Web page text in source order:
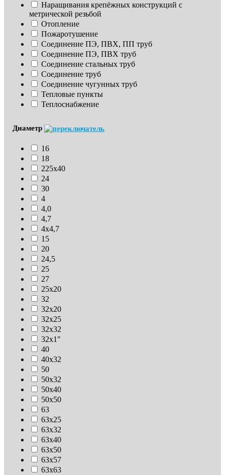
Наращивания крепёжных конструкций с
метрической резьбой
Отопление
Пожаротушение
Соединение ПЭ, ПВХ, ПП труб
Соединение ПЭ, ПВХ труб
Соединение стальных труб
Соединение труб
Соединение чугунных труб
Тепловые пункты
Теплоснабжение
Диаметр
16
18
225х40
24
30
4
4,0
4,7
4х4,7
15
20
24,5
25
27
25х20
32
32х20
32х25
32х32
32х1"
40
40х32
50
50х32
50х40
50х50
63
63х25
63х32
63х40
63х50
63х57
63х63